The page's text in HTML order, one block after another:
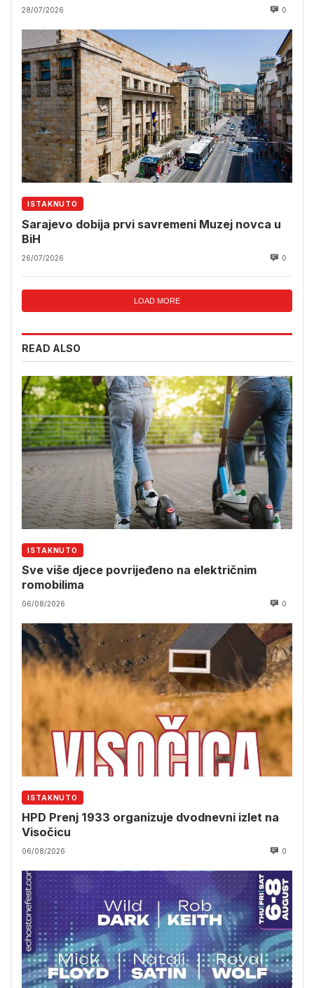
28/07/2026 0
ISTAKNUTO
Sarajevo dobija prvi savremeni Muzej novca u
BiH
26/07/2026 0
LOAD MORE
READ ALSO
ISTAKNUTO
Sve više djece povrijeđeno na električnim
romobilima
06/08/2026 0
ISTAKNUTO
HPD Prenj 1933 organizuje dvodnevni izlet na
Visočicu
06/08/2026 0